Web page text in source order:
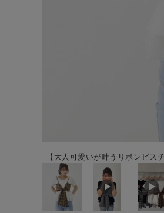
【大人可愛いが叶うリボンビ